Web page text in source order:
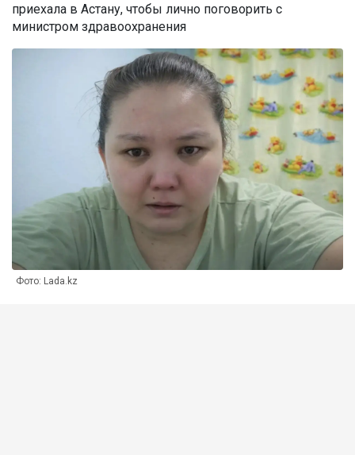
приехала в Астану, чтобы лично поговорить с
министром здравоохранения
Фото: Lada.kz